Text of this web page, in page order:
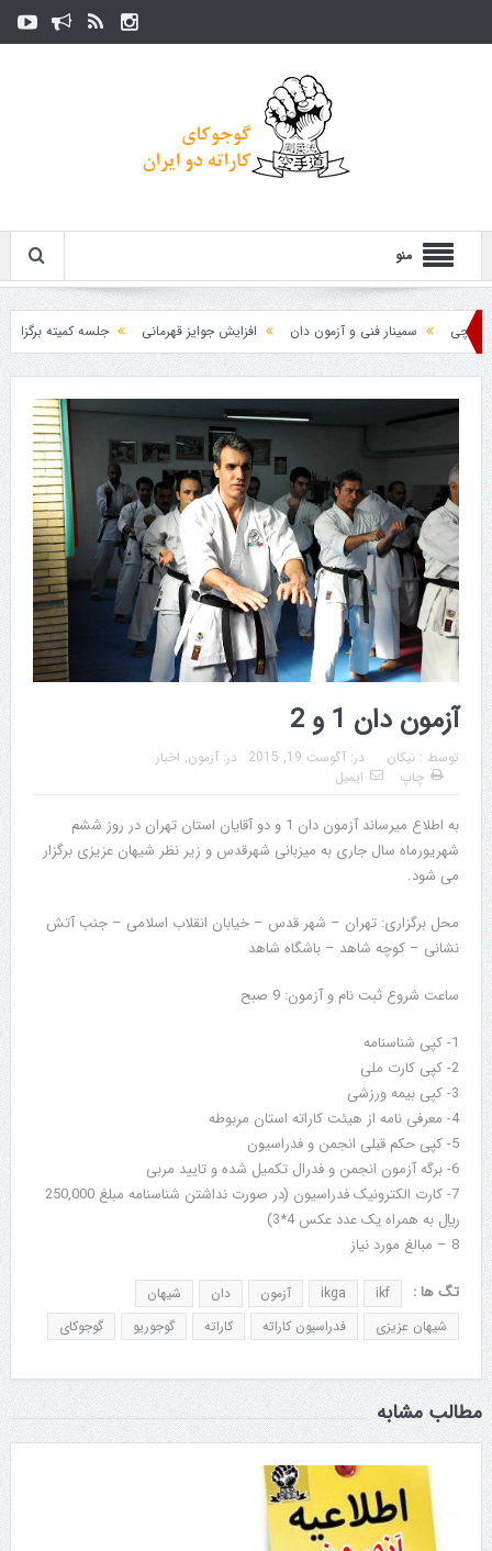
منو
سمینار فنی و آزمون دان افزایش جوایز قهرمانی جلسه کمیته برگزاری جام
آزمون دان 1 و 2
توسط : نیکان در: آگوست 19, 2015 در: آزمون, اخبار
چاپ
ایمیل
به اطلاع میرساند آزمون دان 1 و دو آقایان استان تهران در روز ششم
شهریورماه سال جاری به میزبانی شهرقدس و زیر نظر شیهان عزیزی برگزار
می شود.
محل برگزاری: تهران – شهر قدس – خیابان انقلاب اسلامی – جنب آتش
نشانی – کوچه شاهد – باشگاه شاهد
ساعت شروع ثبت نام و آزمون: 9 صبح
1- کپی شناسنامه
2- کپی کارت ملی
3- کپی بیمه ورزشی
4- معرفی نامه از هیئت کاراته استان مربوطه
5- کپی حکم قبلی انجمن و فدراسیون
6- برگه آزمون انجمن و فدرال تکمیل شده و تایید مربی
7- کارت الکترونیک فدراسیون (در صورت نداشتن شناسنامه مبلغ 250,000
ريال به همراه یک عدد عکس 4*3)
8 – مبالغ مورد نیاز
تگ ها : ikf
ikga آزمون دان
شیهان
شیهان عزیزی
فدراسیون کاراته کاراته گوجوریو گوجوکای
مطالب مشابه